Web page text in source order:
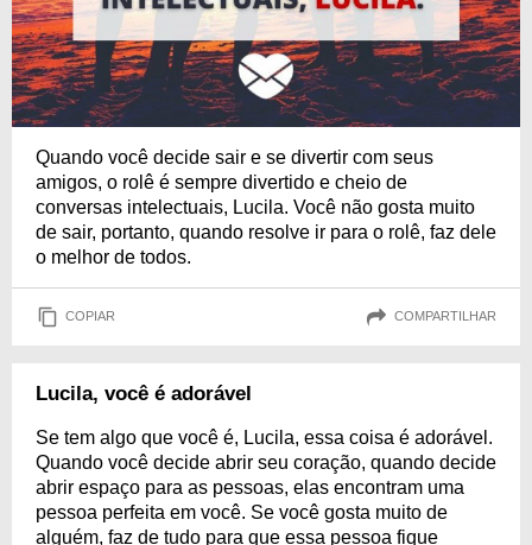
Quando você decide sair e se divertir com seus
amigos, o rolê é sempre divertido e cheio de
conversas intelectuais, Lucila. Você não gosta muito
de sair, portanto, quando resolve ir para o rolê, faz dele
o melhor de todos.
COPIAR COMPARTILHAR
Lucila, você é adorável
Se tem algo que você é, Lucila, essa coisa é adorável.
Quando você decide abrir seu coração, quando decide
abrir espaço para as pessoas, elas encontram uma
pessoa perfeita em você. Se você gosta muito de
alguém, faz de tudo para que essa pessoa fique